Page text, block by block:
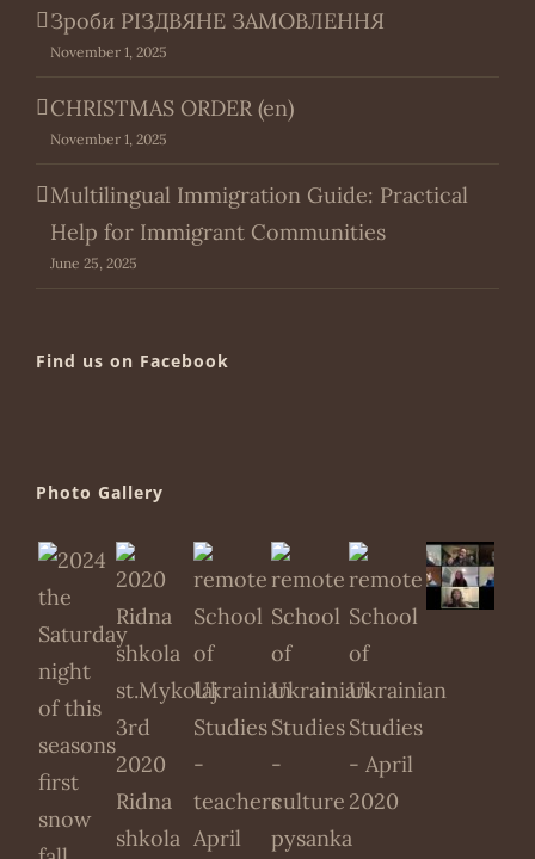
Зроби РІЗДВЯНЕ ЗАМОВЛЕННЯ
November 1, 2025
CHRISTMAS ORDER (en)
November 1, 2025
Multilingual Immigration Guide: Practical
Help for Immigrant Communities
June 25, 2025
Find us on Facebook
Photo Gallery